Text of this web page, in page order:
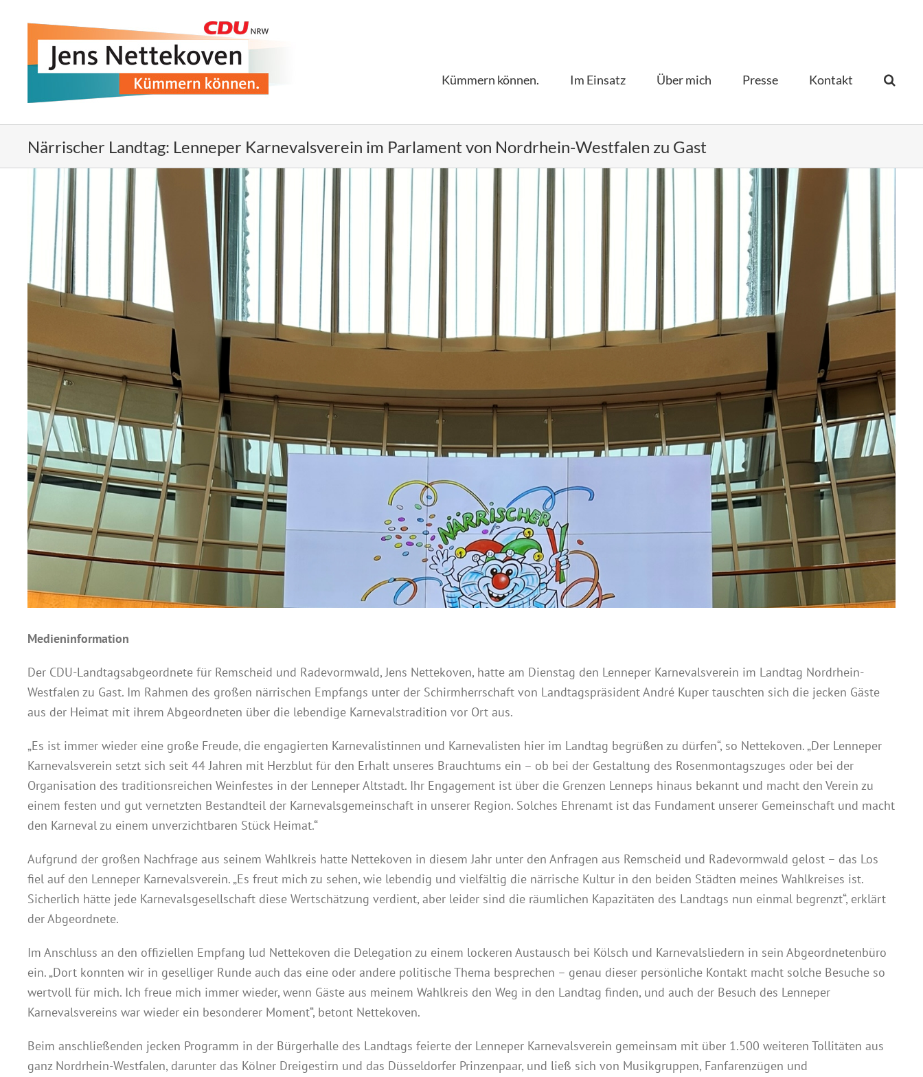
Kümmern können. Im Einsatz Über mich Presse Kontakt­
Närrischer Landtag: Lenneper Karnevalsverein im Parlament von Nordrhein-Westfalen zu Gast
Zeige
grösseres
Bild
Medieninformation
Der CDU-Landtagsabgeordnete für Remscheid und Radevormwald, Jens Nettekoven, hatte am Dienstag den Lenneper Karnevalsverein im Landtag Nordrhein-
Westfalen zu Gast. Im Rahmen des großen närrischen Empfangs unter der Schirmherrschaft von Landtagspräsident André Kuper tauschten sich die jecken Gäste
aus der Heimat mit ihrem Abgeordneten über die lebendige Karnevalstradition vor Ort aus.
„Es ist immer wieder eine große Freude, die engagierten Karnevalistinnen und Karnevalisten hier im Landtag begrüßen zu dürfen“, so Nettekoven. „Der Lenneper
Karnevalsverein setzt sich seit 44 Jahren mit Herzblut für den Erhalt unseres Brauchtums ein – ob bei der Gestaltung des Rosenmontagszuges oder bei der
Organisation des traditionsreichen Weinfestes in der Lenneper Altstadt. Ihr Engagement ist über die Grenzen Lenneps hinaus bekannt und macht den Verein zu
einem festen und gut vernetzten Bestandteil der Karnevalsgemeinschaft in unserer Region. Solches Ehrenamt ist das Fundament unserer Gemeinschaft und macht
den Karneval zu einem unverzichtbaren Stück Heimat.“
Aufgrund der großen Nachfrage aus seinem Wahlkreis hatte Nettekoven in diesem Jahr unter den Anfragen aus Remscheid und Radevormwald gelost – das Los
fiel auf den Lenneper Karnevalsverein. „Es freut mich zu sehen, wie lebendig und vielfältig die närrische Kultur in den beiden Städten meines Wahlkreises ist.
Sicherlich hätte jede Karnevalsgesellschaft diese Wertschätzung verdient, aber leider sind die räumlichen Kapazitäten des Landtags nun einmal begrenzt“, erklärt
der Abgeordnete.
Im Anschluss an den offiziellen Empfang lud Nettekoven die Delegation zu einem lockeren Austausch bei Kölsch und Karnevalsliedern in sein Abgeordnetenbüro
ein. „Dort konnten wir in geselliger Runde auch das eine oder andere politische Thema besprechen – genau dieser persönliche Kontakt macht solche Besuche so
wertvoll für mich. Ich freue mich immer wieder, wenn Gäste aus meinem Wahlkreis den Weg in den Landtag finden, und auch der Besuch des Lenneper
Karnevalsvereins war wieder ein besonderer Moment“, betont Nettekoven.
Beim anschließenden jecken Programm in der Bürgerhalle des Landtags feierte der Lenneper Karnevalsverein gemeinsam mit über 1.500 weiteren Tollitäten aus
ganz Nordrhein-Westfalen, darunter das Kölner Dreigestirn und das Düsseldorfer Prinzenpaar, und ließ sich von Musikgruppen, Fanfarenzügen und